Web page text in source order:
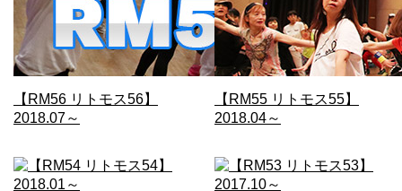
【RM56 リトモス56】
2018.07～
【RM55 リトモス55】
2018.04～